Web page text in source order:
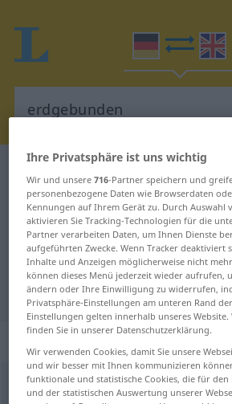
Deutsch-Englisch
"erdgebunden"
"erdgebunden"
Übersetzung
:
erdgebundenadj FIG
Ihre Privatsphäre ist uns wichtig
Wir und unsere716-Partner speichern und
personenbezogene Daten wie Browserdaten
Kennungen auf Ihrem Gerät zu. Durch Auswahl
aktivieren Sie Tracking-Technologien für die
Partner verarbeiten Daten, um Ihnen Dienste
aufgeführten Zwecke. Wenn Tracker deaktiviert
Inhalte und Anzeigen möglicherweise nicht
können dieses Menü jederzeit wieder aufrufen,
ändern oder Ihre Einwilligung zu widerrufen,
Privatsphäre-Einstellungen am unteren Rand
Einstellungen gelten innerhalb unseres
finden Sie in unserer Datenschutzerklärung.
Wir verwenden Cookies, damit Sie unsere
und wir besser mit Ihnen kommunizieren
funktionale und statistische Cookies, die für den
und der statistischen Auswertung unserer